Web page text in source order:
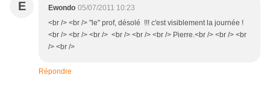
E Ewondo 05/07/2011 10:23
<br /> <br /> "le" prof, désolé !!! c'est visiblement la journée !
<br /> <br /> <br /> <br /> <br /> <br /> Pierre.<br /> <br /> <br
/> <br />
Répondre